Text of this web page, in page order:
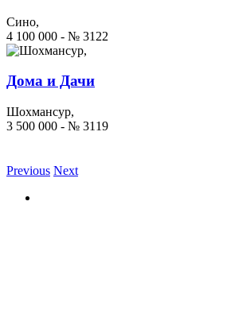
Сино,
4 100 000 - № 3122
Дома и Дачи
Шохмансур,
3 500 000 - № 3119
Previous Next